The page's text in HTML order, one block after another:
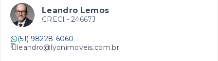
Leandro Lemos
CRECI - 24667J
(51) 98228-6060
leandro@lyonimoveis.com.br